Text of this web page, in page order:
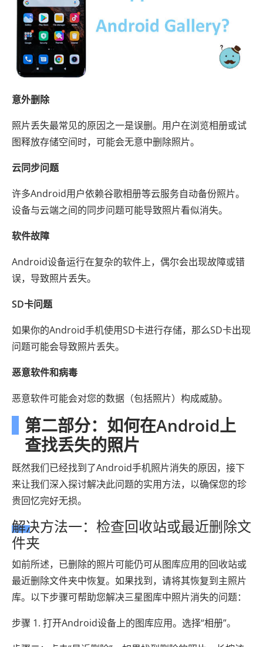
意外删除
照片丢失最常见的原因之一是误删。用户在浏览相册或试
图释放存储空间时，可能会无意中删除照片。
云同步问题
许多Android用户依赖谷歌相册等云服务自动备份照片。
设备与云端之间的同步问题可能导致照片看似消失。
软件故障
Android设备运行在复杂的软件上，偶尔会出现故障或错
误，导致照片丢失。
SD卡问题
如果你的Android手机使用SD卡进行存储，那么SD卡出现
问题可能会导致照片丢失。
恶意软件和病毒
恶意软件可能会对您的数据（包括照片）构成威胁。
第二部分：如何在Android上
查找丢失的照片
既然我们已经找到了Android手机照片消失的原因，接下
来让我们深入探讨解决此问题的实用方法，以确保您的珍
贵回忆完好无损。
解决方法一：检查回收站或最近删除文
件夹
如前所述，已删除的照片可能仍可从图库应用的回收站或
最近删除文件夹中恢复。如果找到，请将其恢复到主照片
库。以下步骤可帮助您解决三星图库中照片消失的问题：
步骤 1. 打开Android设备上的图库应用。选择“相册”。